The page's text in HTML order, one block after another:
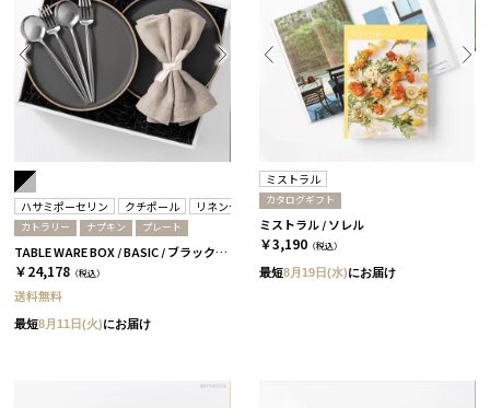
ハサミポーセリン クチポール リネンテイルズ
カトラリー ナプキン プレート
TABLE WARE BOX / BASIC / ブラック＆ミラーシルバー
￥24,178 （税込）
送料無料
最短8月11日(火)にお届け
ミストラル
カタログギフト
ミストラル / ソレル
￥3,190 （税込）
最短8月19日(水)にお届け